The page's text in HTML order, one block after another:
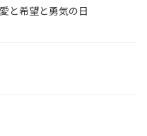
と希望と勇気の日